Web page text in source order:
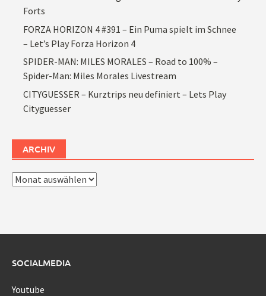
Forts
FORZA HORIZON 4 #391 – Ein Puma spielt im Schnee
– Let’s Play Forza Horizon 4
SPIDER-MAN: MILES MORALES – Road to 100% –
Spider-Man: Miles Morales Livestream
CITYGUESSER – Kurztrips neu definiert – Lets Play
Cityguesser
ARCHIV
Archiv
SOCIALMEDIA
Youtube